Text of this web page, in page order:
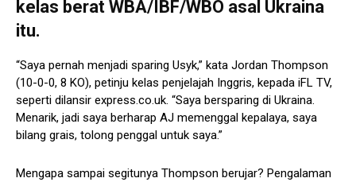
kelas berat WBA/IBF/WBO asal Ukraina
itu.
“Saya pernah menjadi sparing Usyk,” kata Jordan Thompson
(10-0-0, 8 KO), petinju kelas penjelajah Inggris, kepada iFL TV,
seperti dilansir express.co.uk. “Saya bersparing di Ukraina.
Menarik, jadi saya berharap AJ memenggal kepalaya, saya
bilang grais, tolong penggal untuk saya.”
Mengapa sampai segitunya Thompson berujar? Pengalaman